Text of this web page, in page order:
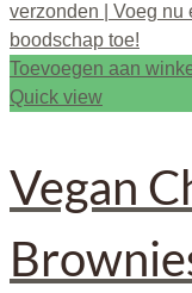
Toevoegen aan
Quick view
Vegan